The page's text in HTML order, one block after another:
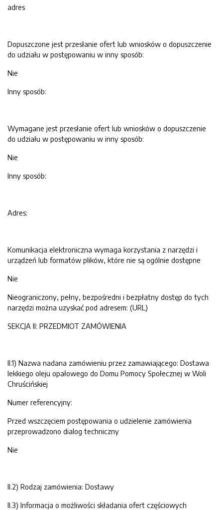
adres
Dopuszczone jest przesłanie ofert lub wniosków o dopuszczenie
do udziału w postępowaniu w inny sposób:
Nie
Inny sposób:
Wymagane jest przesłanie ofert lub wniosków o dopuszczenie
do udziału w postępowaniu w inny sposób:
Nie
Inny sposób:
Adres:
Komunikacja elektroniczna wymaga korzystania z narzędzi i
urządzeń lub formatów plików, które nie są ogólnie dostępne
Nie
Nieograniczony, pełny, bezpośredni i bezpłatny dostęp do tych
narzędzi można uzyskać pod adresem: (URL)
SEKCJA II: PRZEDMIOT ZAMÓWIENIA
II.1) Nazwa nadana zamówieniu przez zamawiającego: Dostawa
lekkiego oleju opałowego do Domu Pomocy Społecznej w Woli
Chruścińskiej
Numer referencyjny:
Przed wszczęciem postępowania o udzielenie zamówienia
przeprowadzono dialog techniczny
Nie
II.2) Rodzaj zamówienia: Dostawy
II.3) Informacja o możliwości składania ofert częściowych